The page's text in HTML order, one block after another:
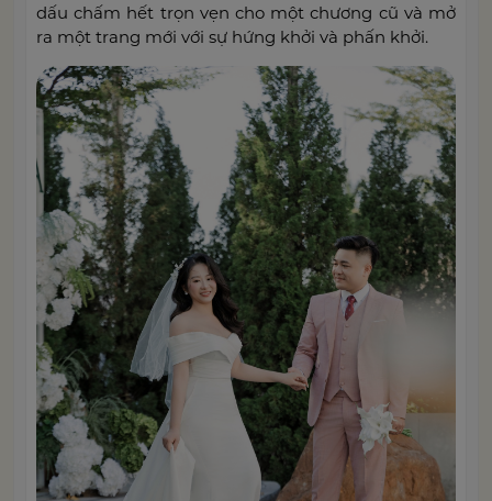
dấu chấm hết trọn vẹn cho một chương cũ và mở
ra một trang mới với sự hứng khởi và phấn khởi.